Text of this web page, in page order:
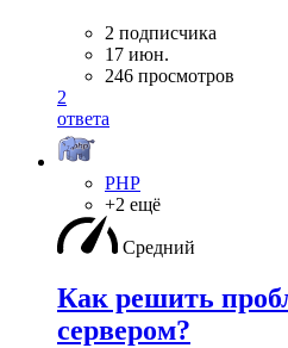
2 подписчика
17 июн.
246 просмотров
2
ответа
PHP
+2 ещё
Средний
Как решить
сервером?